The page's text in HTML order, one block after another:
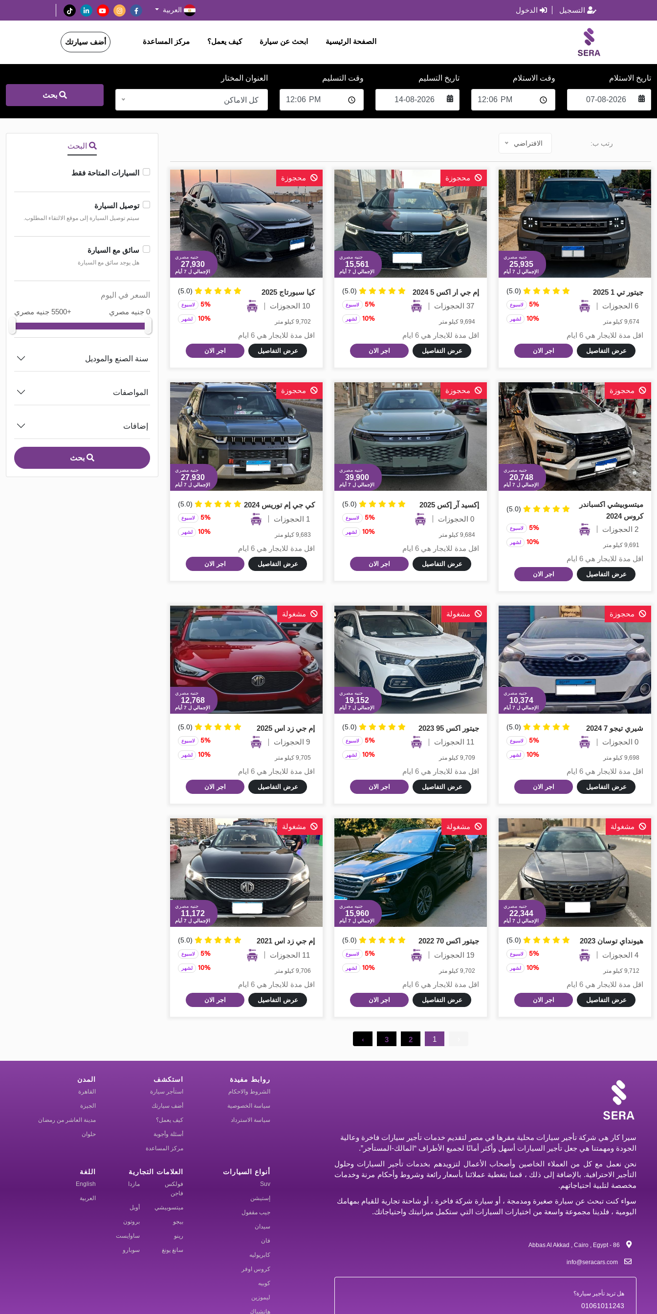
التسجيل الدخول العربية
الصفحة الرئيسية ابحث عن سيارة كيف يعمل؟ مركز المساعدة أضف سيارتك
تاريخ الاستلام وقت الاستلام تاريخ التسليم وقت التسليم العنوان المختار
كل الاماكن
بحث
رتب ب: الافتراضي
جنيه مصري
25,935
الإجمالي ل 7 أيام
جيتور تي 1 2025 (5.0)
6 الحجوزات
9,674 كيلو متر
5% لاسبوع
10% لشهر
اقل مدة للايجار هي 6 ايام
عرض التفاصيل اجر الان
محجوزة
جنيه مصري
15,561
الإجمالي ل 7 أيام
إم جي ار اكس 5 2024 (5.0)
37 الحجوزات
9,694 كيلو متر
5% لاسبوع
10% لشهر
اقل مدة للايجار هي 6 ايام
عرض التفاصيل اجر الان
محجوزة
جنيه مصري
27,930
الإجمالي ل 7 أيام
كيا سبورتاج 2025 (5.0)
10 الحجوزات
9,702 كيلو متر
5% لاسبوع
10% لشهر
اقل مدة للايجار هي 6 ايام
عرض التفاصيل اجر الان
محجوزة
جنيه مصري
20,748
الإجمالي ل 7 أيام
ميتسوبيشي اكسباندر
كروس 2024
(5.0)
2 الحجوزات
9,691 كيلو متر
5% لاسبوع
10% لشهر
اقل مدة للايجار هي 6 ايام
عرض التفاصيل اجر الان
محجوزة
جنيه مصري
39,900
الإجمالي ل 7 أيام
إكسيد آر إكس 2025 (5.0)
0 الحجوزات
9,684 كيلو متر
5% لاسبوع
10% لشهر
اقل مدة للايجار هي 6 ايام
عرض التفاصيل اجر الان
محجوزة
جنيه مصري
27,930
الإجمالي ل 7 أيام
كي جي إم توريس 2024 (5.0)
1 الحجوزات
9,683 كيلو متر
5% لاسبوع
10% لشهر
اقل مدة للايجار هي 6 ايام
عرض التفاصيل اجر الان
محجوزة
جنيه مصري
10,374
الإجمالي ل 7 أيام
شيري تيجو 7 2024 (5.0)
0 الحجوزات
9,698 كيلو متر
5% لاسبوع
10% لشهر
اقل مدة للايجار هي 6 ايام
عرض التفاصيل اجر الان
مشغولة
جنيه مصري
19,152
الإجمالي ل 7 أيام
جيتور اكس 95 2023 (5.0)
11 الحجوزات
9,709 كيلو متر
5% لاسبوع
10% لشهر
اقل مدة للايجار هي 6 ايام
عرض التفاصيل اجر الان
مشغولة
جنيه مصري
12,768
الإجمالي ل 7 أيام
إم جي زد اس 2025 (5.0)
9 الحجوزات
9,705 كيلو متر
5% لاسبوع
10% لشهر
اقل مدة للايجار هي 6 ايام
عرض التفاصيل اجر الان
مشغولة
جنيه مصري
22,344
الإجمالي ل 7 أيام
هيونداي توسان 2023 (5.0)
4 الحجوزات
9,712 كيلو متر
5% لاسبوع
10% لشهر
اقل مدة للايجار هي 6 ايام
عرض التفاصيل اجر الان
مشغولة
جنيه مصري
15,960
الإجمالي ل 7 أيام
جيتور اكس 70 2022 (5.0)
19 الحجوزات
9,702 كيلو متر
5% لاسبوع
10% لشهر
اقل مدة للايجار هي 6 ايام
عرض التفاصيل اجر الان
مشغولة
جنيه مصري
11,172
الإجمالي ل 7 أيام
إم جي زد اس 2021 (5.0)
11 الحجوزات
9,706 كيلو متر
5% لاسبوع
10% لشهر
اقل مدة للايجار هي 6 ايام
عرض التفاصيل اجر الان
1
2
3
›
البحث
السيارات المتاحة فقط
توصيل السيارة
سيتم توصيل السيارة إلى موقع الالتقاء المطلوب.
سائق مع السيارة
هل يوجد سائق مع السيارة
السعر في اليوم
0 جنيه مصري
+5500 جنيه مصري
سنة الصنع والموديل
المواصفات
إضافات
بحث
سيرا كار هي شركة تأجير سيارات محلية مقرها في مصر لتقديم خدمات تأجير سيارات فاخرة وعالية
الجودة ومهمتنا هي جعل تأجير السيارات أسهل وأكثر أمانًا لجميع الأطراف “المالك-المستأجر”.
نحن نعمل مع كل من العملاء الخاصين وأصحاب الأعمال لتزويدهم بخدمات تأجير السيارات وحلول
التأجير الاحترافية. بالإضافة إلى ذلك ، قمنا بتغطية عملائنا بأسعار رائعة وشروط وأحكام مرنة وخدمات
مخصصة لتلبية احتياجاتهم.
سواء كنت تبحث عن سيارة صغيرة ومدمجة ، أو سيارة شركة فاخرة ، أو شاحنة تجارية للقيام بمهامك
اليومية ، فلدينا مجموعة واسعة من اختيارات السيارات التي ستكمل ميزانيتك واحتياجاتك.
info@seracars.com
هل تريد تأجير سيارة؟
01061011243
روابط مفيدة
الشروط والاحكام
سياسة الخصوصية
سياسة الاسترداد
استكشف
استأجر سيارة
أضف سيارتك
كيف يعمل؟
أسئلة وأجوبة
مركز المساعدة
المدن
القاهرة
الجيزة
مدينة العاشر من رمضان
حلوان
أنواع السيارات
Suv
إستيشن
جيب مقفول
سيدان
فان
كابريوليه
كروس اوفر
كوبيه
ليموزين
هاتشباك
العلامات التجارية
فولكس
فاجن
مازدا
ميتسوبيشي أوبل
بيجو بروتون
رينو ساوايست
سانغ يونغ سوبارو
اللغة
English
العربية